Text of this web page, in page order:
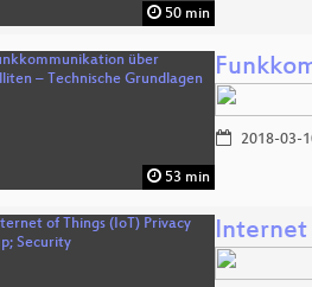
50 min
53 min
2018-03-
Internet